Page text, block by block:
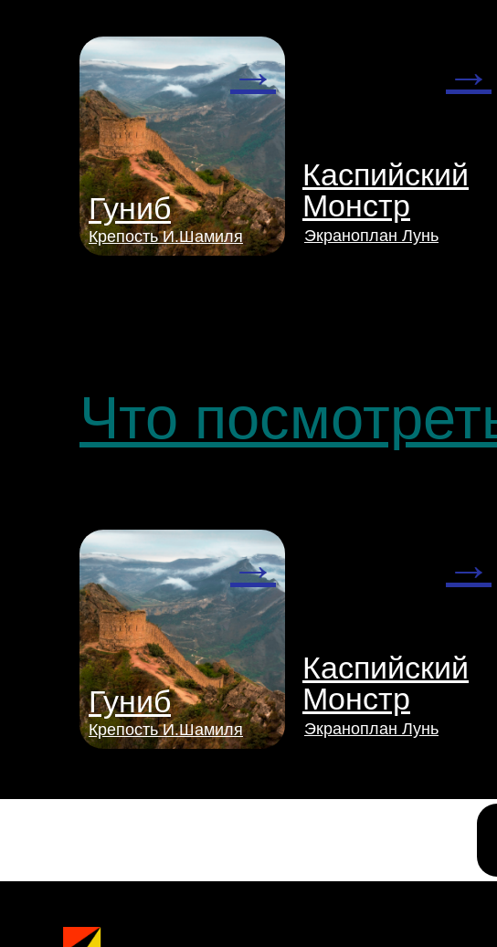
Экраноплан Лунь
→
Каспийский
Монстр
Крепость И.Шамиля
→
Гуниб
Экраноплан Лунь
→
Каспийский
Монстр
Крепость И.Шамиля
→
Гуниб
Что